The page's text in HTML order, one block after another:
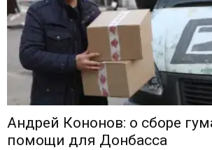
Андрей Кононов: о сборе
помощи для Донбасса